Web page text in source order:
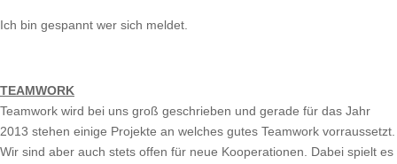
Ich bin gespannt wer sich meldet.
TEAMWORK
Teamwork wird bei uns groß geschrieben und gerade für das Jahr
2013 stehen einige Projekte an welches gutes Teamwork vorraussetzt.
Wir sind aber auch stets offen für neue Kooperationen. Dabei spielt es